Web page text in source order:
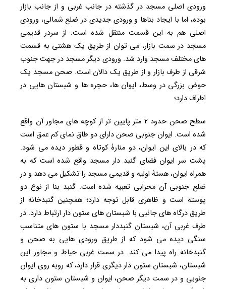
ورودی اصلی مسجد در گذشته در جانب غربی و از جانب بازار
بوده، اما با ایجاد بناها و ورودی جدیدی در ضلع شمالی، ورودی
اصلی هم به این قسمت منتقل شده است. از سردر قدیمی
مسجد در سمت بازار، می توان از طریق یک هشتی به قسمت
های مختلف مسجد وارد شد. ورودی دیگر مسجد در جهت جنوب
شرقی از طرف بازار و از طریق یک دالان است. صحن مسجد یک
حوض بزرگی در وسط، ایوان ها، حجره ها و شبستان هایی در
اطراف دارد؛
سطح صحن حدود ۲ متر پایین تر از کوچه های مجاور آن واقع
شده است. ایوان جنوبی صحن دارای دو طاق نمای کم عمق است
که در بالای این ایوان، دو منارۀ کوتاه و قطور دیده می شود.
پشت سر ایوان فضای گنبد دار مسجد واقع شده است که به
همراه ایوان، هستۀ اولیه و قدیمی مسجد را تشکیل می دهد و در
ضلع جنوبی آن محرابی تعبیه شده است. گنبد بنا از نوع دو
پوسته است و ظاهری قابل توجه دارد؛ همچنین گنبدخانه از
طریق درگاه های جانبی با شبستان های ستون دار ارتباط دارد. در
طرف غربی آن، شبستان گنبددار مسجد با ستون های متناسب
سنگی دیده می شود که از طریق ورودی هایی به صحن و
گنبدخانه راه پیدا می کند. در سمت غربی حیاط و مجاور این
شبستان، شبستان ستون دار دیگری قرار دارد، که روبه روی ایوان
جنوبی و در سمت دیگر صحن، ایوان و شبستان ستون داری به